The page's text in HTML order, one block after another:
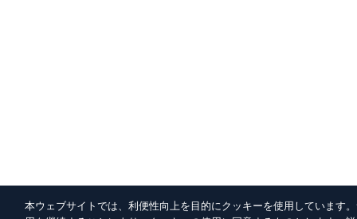
本ウェブサイトでは、利便性向上を目的にクッキーを使用しています